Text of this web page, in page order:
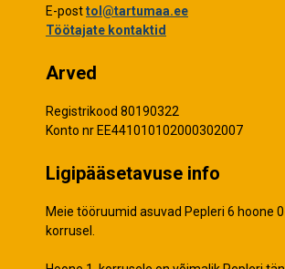
E-posttol@tartumaa.ee
Töötajate kontaktid
Arved
Registrikood 80190322
Konto nr EE441010102000302007
Ligipääsetavuse info
Meie tööruumid asuvad Pepleri 6 hoone
korrusel.